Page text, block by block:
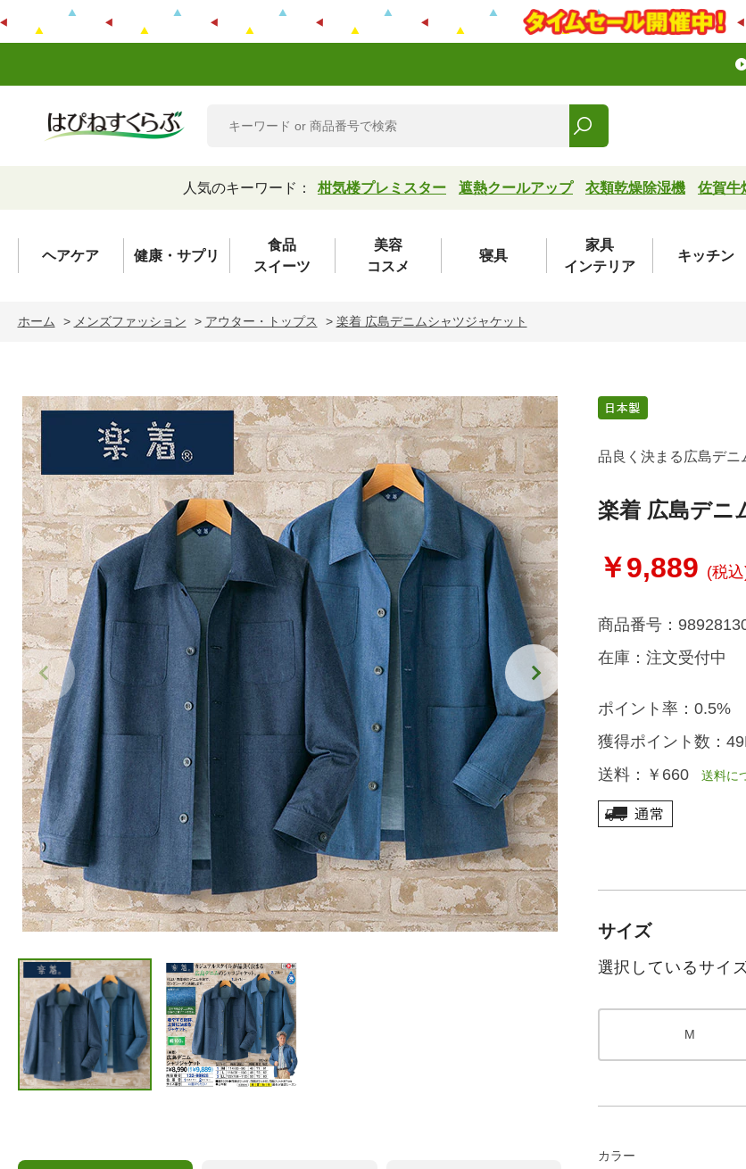
人気のキーワード： 柑気楼プレミスター 遮熱クールアップ 衣類乾燥除湿機 佐賀牛
ヘアケア 健康・サプリ
食品
スイーツ
美容
コスメ
寝具
家具
インテリア
キッチン
ホーム > メンズファッション > アウター・トップス > 楽着 広島デニムシャツジャケット
品良く決まる広島デニ
楽着 広島デニ
￥9,889 (税
商品番号：
在庫： 注文受付中
ポイント率： 0.5%
獲得ポイント数：
送料： ￥660送料に
サイズ
選択しているサイ
M
カラー